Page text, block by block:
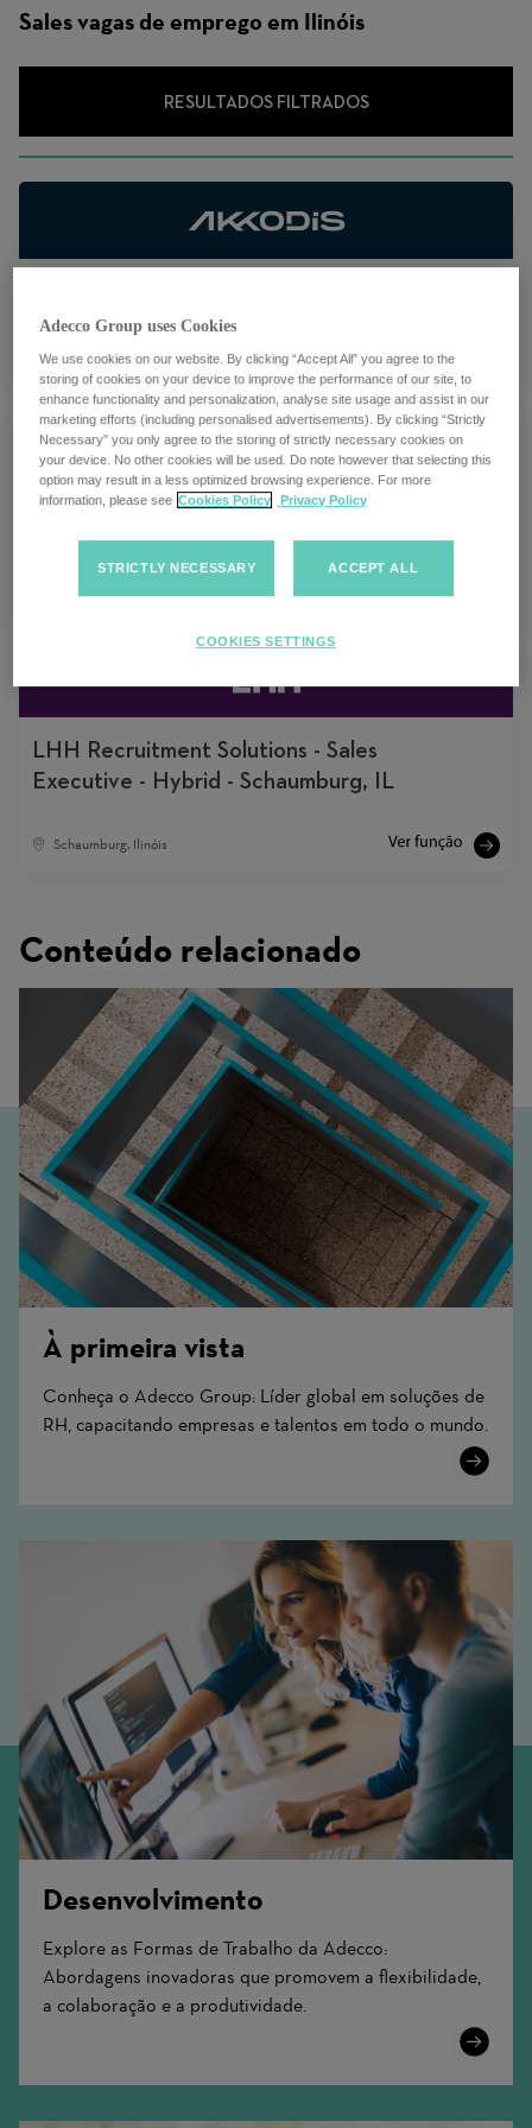
Sales vagas de emprego em Ilinóis
RESULTADOS FILTRADOS
Multiple locations
LHH Recruitment Solutions - Sales
Executive - Hybrid - Schaumburg, IL
Multiple locations
LHH Recruitment Solutions - Sales
Executive - Hybrid - Schaumburg, IL
Schaumburg, Ilinóis
Conteúdo relacionado
À primeira vista
Conheça o Adecco Group: Líder global em soluções de
RH, capacitando empresas e talentos em todo o mundo.
Learn
Desenvolvimento
Explore as Formas de Trabalho da Adecco:
Abordagens inovadoras que promovem a flexibilidade,
a colaboração e a produtividade.
Learn
Adecco Group uses Cookies
We use cookies on our website. By clicking “Accept All” you agree to the
storing of cookies on your device to improve the performance of our site, to
enhance functionality and personalization, analyse site usage and assist in our
marketing efforts (including personalised advertisements). By clicking “Strictly
Necessary” you only agree to the storing of strictly necessary cookies on
your device. No other cookies will be used. Do note however that selecting this
option may result in a less optimized browsing experience. For more
information, please see Cookies Policy Privacy Policy
STRICTLY NECESSARY ACCEPT ALL
COOKIES SETTINGS